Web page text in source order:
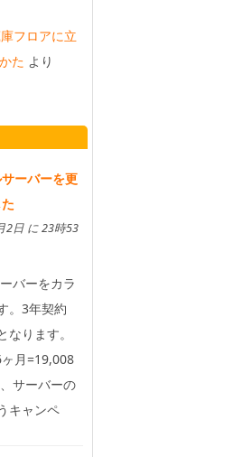
フロアに立
た より
ーバーを更
2日 に 23時53
バーをカラ
。3年契約
ります。
月=19,008
サーバーの
キャンペ